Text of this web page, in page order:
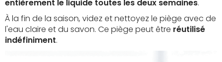
entièrement le liquide toutes les deux semaines.
À la fin de la saison, videz et nettoyez le piège avec de
l'eau claire et du savon. Ce piège peut être réutilisé
indéfiniment.